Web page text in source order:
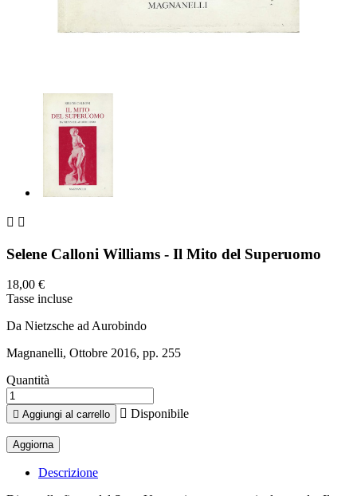
 
Selene Calloni Williams - Il Mito del Superuomo
18,00 €
Tasse incluse
Da Nietzsche ad Aurobindo
Magnanelli, Ottobre 2016, pp. 255
Quantità
 Aggiungi al carrello  Disponibile
Descrizione